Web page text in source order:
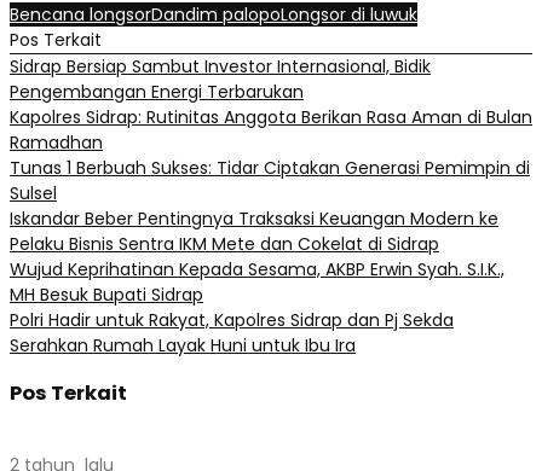
Bencana longsorDandim palopoLongsor di luwuk
Pos Terkait
Sidrap Bersiap Sambut Investor Internasional, Bidik
Pengembangan Energi Terbarukan
Kapolres Sidrap: Rutinitas Anggota Berikan Rasa Aman di Bulan
Ramadhan
Tunas 1 Berbuah Sukses: Tidar Ciptakan Generasi Pemimpin di
Sulsel
Iskandar Beber Pentingnya Traksaksi Keuangan Modern ke
Pelaku Bisnis Sentra IKM Mete dan Cokelat di Sidrap
Wujud Keprihatinan Kepada Sesama, AKBP Erwin Syah. S.I.K.,
MH Besuk Bupati Sidrap
Polri Hadir untuk Rakyat, Kapolres Sidrap dan Pj Sekda
Serahkan Rumah Layak Huni untuk Ibu Ira
Pos Terkait
2 tahun lalu